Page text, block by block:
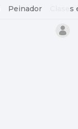
Peinador